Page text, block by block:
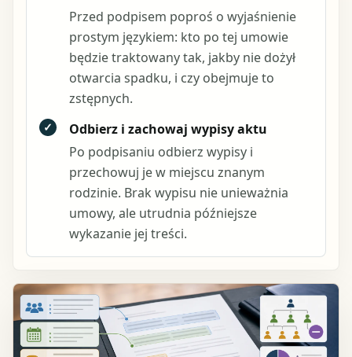
Przed podpisem poproś o wyjaśnienie
prostym językiem: kto po tej umowie
będzie traktowany tak, jakby nie dożył
otwarcia spadku, i czy obejmuje to
zstępnych.
✓
Odbierz i zachowaj wypisy aktu
Po podpisaniu odbierz wypisy i
przechowuj je w miejscu znanym
rodzinie. Brak wypisu nie unieważnia
umowy, ale utrudnia późniejsze
wykazanie jej treści.